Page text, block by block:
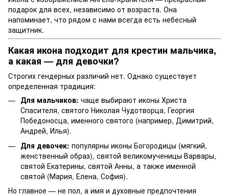
подарок для всех, независимо от возраста. Она
напоминает, что рядом с нами всегда есть небесный
защитник.
Какая икона подходит для крестин мальчика,
а какая — для девочки?
Строгих гендерных различий нет. Однако существует
определенная традиция:
Для мальчиков: чаще выбирают иконы Христа
Спасителя, святого Николая Чудотворца, Георгия
Победоносца, именного святого (например, Димитрий,
Андрей, Илья).
Для девочек: популярны иконы Богородицы (мягкий,
женственный образ), святой великомученицы Варвары,
святой Екатерины, святой Анны, а также именной
святой (Мария, Елена, София).
Но главное — не пол, а имя и духовные предпочтения